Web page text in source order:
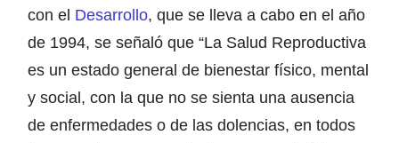
con el Desarrollo, que se lleva a cabo en el año
de 1994, se señaló que “La Salud Reproductiva
es un estado general de bienestar físico, mental
y social, con la que no se sienta una ausencia
de enfermedades o de las dolencias, en todos